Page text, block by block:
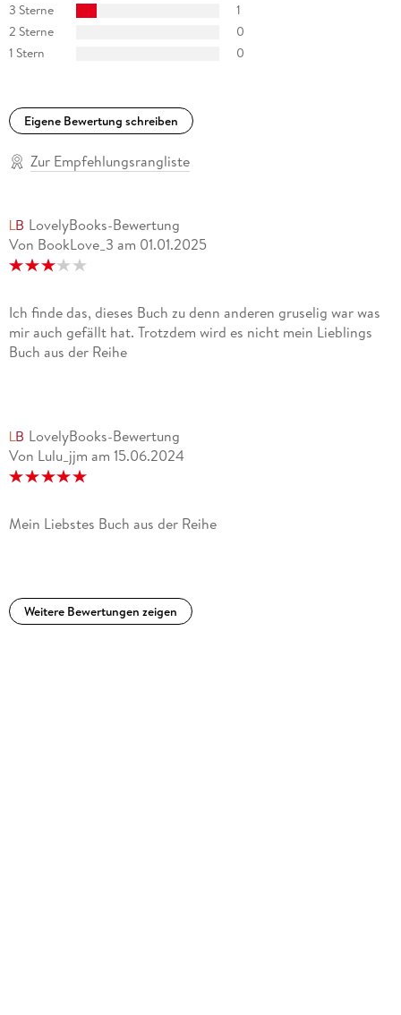
3 Sterne
1
2 Sterne
0
1 Stern
0
Eigene Bewertung schreiben
Zur Empfehlungsrangliste
LovelyBooks-Bewertung
Von BookLove_3 am 01.01.2025
Ich finde das, dieses Buch zu denn anderen gruselig war was
mir auch gefällt hat. Trotzdem wird es nicht mein Lieblings
Buch aus der Reihe
LovelyBooks-Bewertung
Von Lulu_jjm am 15.06.2024
Mein Liebstes Buch aus der Reihe
Weitere Bewertungen zeigen